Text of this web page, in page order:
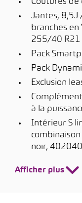
Coutures de
Jantes, 8,5J
branches
255/40 R21
Pack
Pack
Exclusion
à la
Intérieur S
noir, 402040
Afficher plus